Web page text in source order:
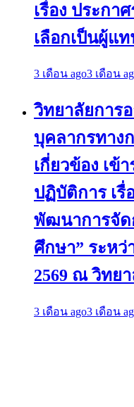
เรื่อง ประกา
เลือกเป็นผู้แ
3 เดือน ago3 เดือน
วิทยาลัยการ
บุคลากรทาง
เกี่ยวข้อง เข้
ปฏิบัติการ เรื่
พัฒนาการจัด
ศึกษา” ระหว่
2569 ณ วิทย
3 เดือน ago3 เดือน